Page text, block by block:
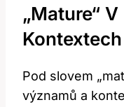
„Mature“
Kontextech
Pod slovem
významů a